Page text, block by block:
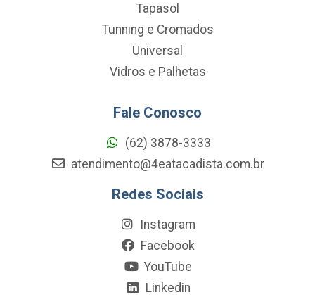
Tapasol
Tunning e Cromados
Universal
Vidros e Palhetas
Fale Conosco
(62) 3878-3333
atendimento@4eatacadista.com.br
Redes Sociais
Instagram
Facebook
YouTube
Linkedin